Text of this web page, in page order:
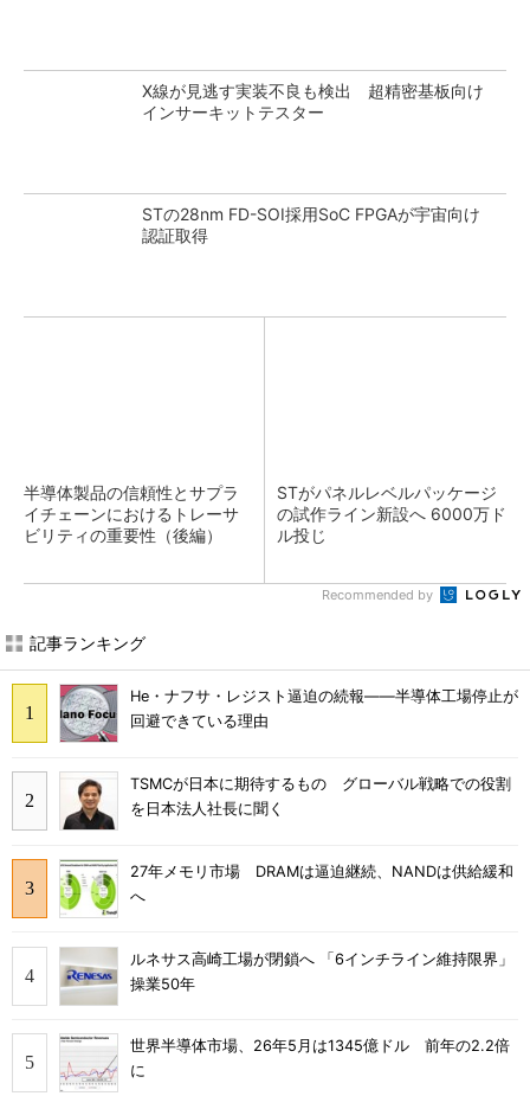
X線が見逃す実装不良も検出 超精密基板向け
インサーキットテスター
STの28nm FD-SOI採用SoC FPGAが宇宙向け
認証取得
半導体製品の信頼性とサプラ
イチェーンにおけるトレーサ
ビリティの重要性（後編）
STがパネルレベルパッケージ
の試作ライン新設へ 6000万ド
ル投じ
Recommended by
記事ランキング
He・ナフサ・レジスト逼迫の続報――半導体工場停止が
回避できている理由
TSMCが日本に期待するもの グローバル戦略での役割
を日本法人社長に聞く
27年メモリ市場 DRAMは逼迫継続、NANDは供給緩和
へ
ルネサス高崎工場が閉鎖へ 「6インチライン維持限界」
操業50年
世界半導体市場、26年5月は1345億ドル 前年の2.2倍
に